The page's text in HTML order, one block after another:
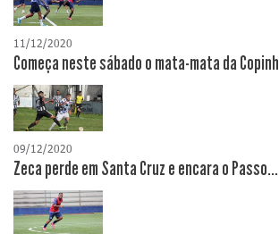
11/12/2020
Começa neste sábado o mata-mata da
09/12/2020
Zeca perde em Santa Cruz e encara o Passo...